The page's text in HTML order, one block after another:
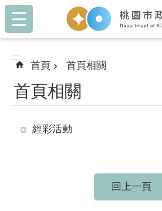
跳到主要內容區塊
:::
:::
首頁 首頁相關
首頁相關
經彩活動
回上一頁